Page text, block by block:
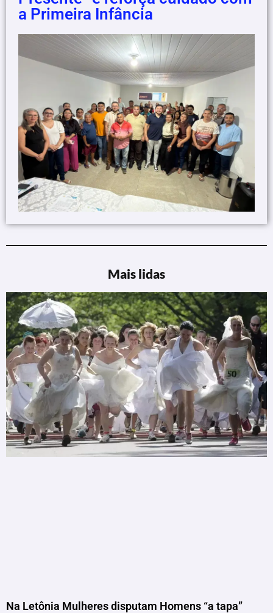
a Primeira Infância
Mais lidas
Na Letônia Mulheres disputam Homens “a tapa”